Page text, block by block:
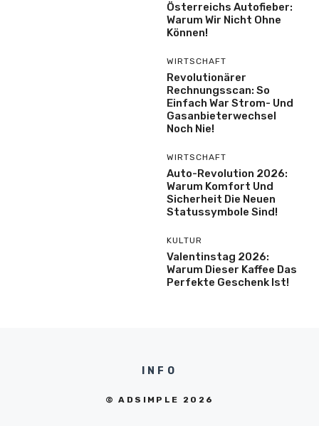
Österreichs Autofieber:
Warum Wir Nicht Ohne
Können!
WIRTSCHAFT
Revolutionärer
Rechnungsscan: So
Einfach War Strom- Und
Gasanbieterwechsel
Noch Nie!
WIRTSCHAFT
Auto-Revolution 2026:
Warum Komfort Und
Sicherheit Die Neuen
Statussymbole Sind!
KULTUR
Valentinstag 2026:
Warum Dieser Kaffee Das
Perfekte Geschenk Ist!
INFO
© ADSIMPLE 2026